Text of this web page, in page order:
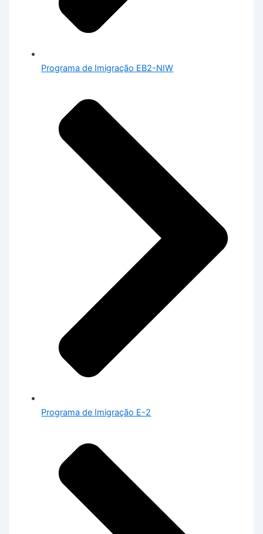
Programa de Imigração EB2-NIW
Programa de Imigração E-2